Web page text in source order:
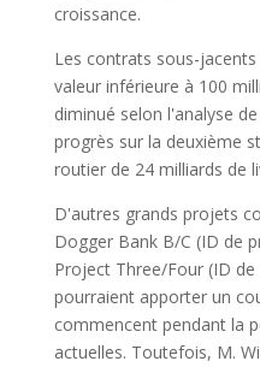
croissance.
Les contrats sous-
valeur inférieure à 100
diminué selon l'analyse
progrès sur la deuxième
routier de 24 milliards de
D'autres grands projets
Dogger Bank B/C (ID de
Project Three/Four (ID
pourraient apporter un
commencent pendant la
actuelles. Toutefois, M.